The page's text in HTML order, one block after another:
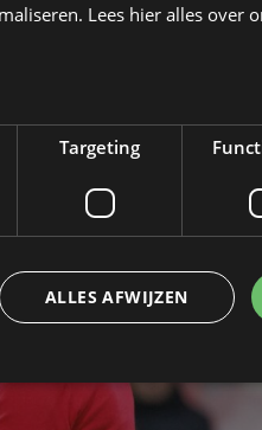
jaren
Lees hier alles over
Targeting
ALLES AFWIJZEN